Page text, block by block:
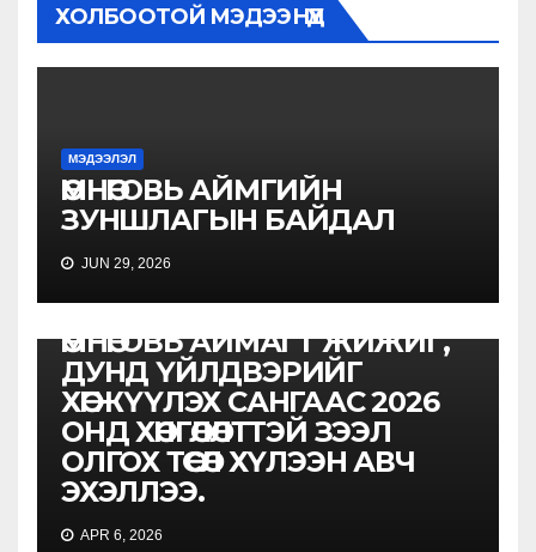
ХОЛБООТОЙ МЭДЭЭНҮҮД
МЭДЭЭЛЭЛ
ӨМНӨГОВЬ АЙМГИЙН
ЗУНШЛАГЫН БАЙДАЛ
JUN 29, 2026
ӨМНӨГОВЬ АЙМАГТ ЖИЖИГ,
ДУНД ҮЙЛДВЭРИЙГ
ХӨГЖҮҮЛЭХ САНГААС 2026
ОНД ХӨНГӨЛӨЛТТЭЙ ЗЭЭЛ
ОЛГОХ ТӨСӨЛ ХҮЛЭЭН АВЧ
ЭХЭЛЛЭЭ.
APR 6, 2026